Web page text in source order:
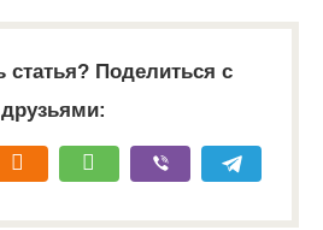
статья? Поделиться с
друзьями: